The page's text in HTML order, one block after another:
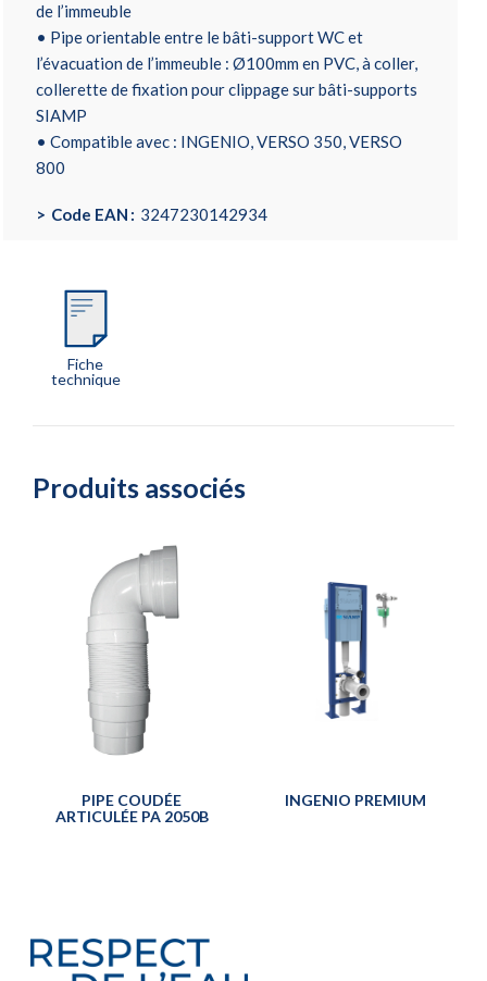
de l’immeuble
• Pipe orientable entre le bâti-support WC et
l’évacuation de l’immeuble : Ø100mm en PVC, à coller,
collerette de fixation pour clippage sur bâti-supports
SIAMP
• Compatible avec : INGENIO, VERSO 350, VERSO
800
Code EAN 3247230142934
Fiche
technique
Produits associés
PIPE COUDÉE
ARTICULÉE PA 2050B
INGENIO PREMIUM